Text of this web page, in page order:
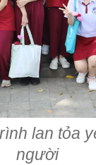
lan tỏa
người